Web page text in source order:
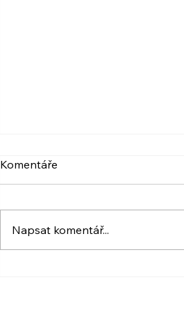
VIDEO: NARCIS A
www.ivetahavlova.cz A jestli
můžete, poprosím o sdílení. ☺️
Komentáře
Napsat komentář...